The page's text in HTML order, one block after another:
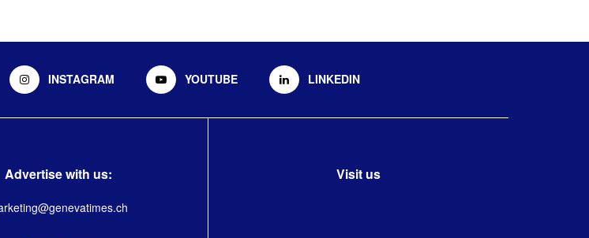
INSTAGRAM YOUTUBE LINKEDIN
Advertise with us: Visit us